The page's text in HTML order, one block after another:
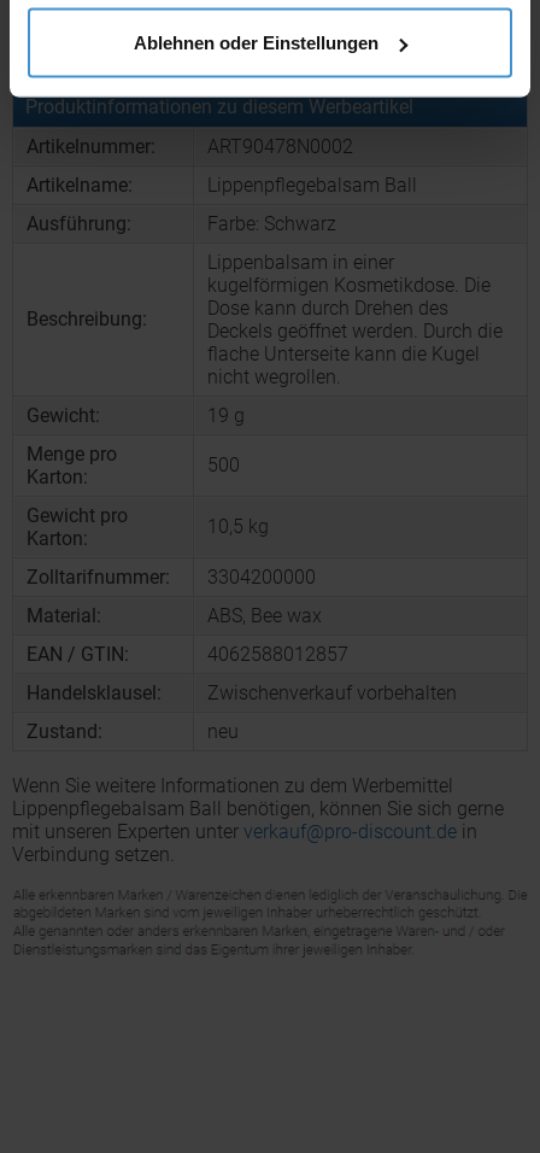
Ablehnen oder Einstellungen
Muster bestellen
Produktinformationen zu diesem Werbeartikel
Artikelnummer:
ART90478N0002
Artikelname:
Lippenpflegebalsam Ball
Ausführung:
Farbe: Schwarz
Beschreibung:
Lippenbalsam in einer
kugelförmigen Kosmetikdose. Die
Dose kann durch Drehen des
Deckels geöffnet werden. Durch die
flache Unterseite kann die Kugel
nicht wegrollen.
Gewicht:
19 g
Menge pro
Karton:
500
Gewicht pro
Karton:
10,5 kg
Zolltarifnummer:
3304200000
Material:
ABS, Bee wax
EAN / GTIN:
4062588012857
Handelsklausel:
Zwischenverkauf vorbehalten
Zustand:
neu
Wenn Sie weitere Informationen zu dem Werbemittel
Lippenpflegebalsam Ball benötigen, können Sie sich gerne
mit unseren Experten unter verkauf@pro-discount.de in
Verbindung setzen.